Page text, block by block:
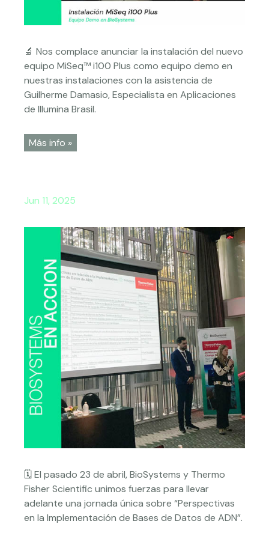
🔬 Nos complace anunciar la instalación del nuevo
equipo MiSeq™ i100 Plus como equipo demo en
nuestras instalaciones con la asistencia de
Guilherme Damasio, Especialista en Aplicaciones
de Illumina Brasil.
Más info »
Jun 11, 2025
🗓️ El pasado 23 de abril, BioSystems y Thermo
Fisher Scientific unimos fuerzas para llevar
adelante una jornada única sobre “Perspectivas
en la Implementación de Bases de Datos de ADN”.